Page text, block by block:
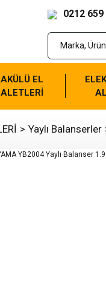
0212 659
AKÜLÜ EL
ALETLERİ
Yaylı Balanserler